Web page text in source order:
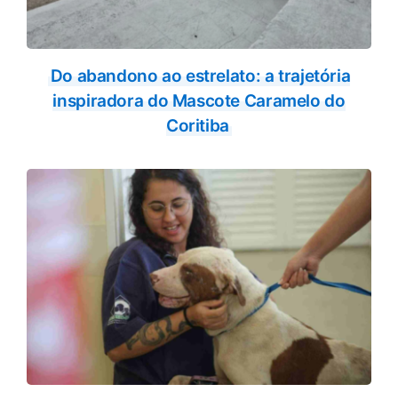
Do abandono ao estrelato: a trajetória
inspiradora do Mascote Caramelo do
Coritiba